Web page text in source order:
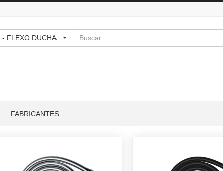
- - - FLEXO DUCHA
FABRICANTES